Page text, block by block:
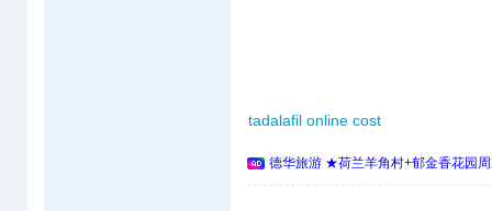
tadalafil online cost
德华旅游 ★荷兰羊角村+郁金香花园